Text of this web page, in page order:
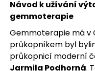
Návod k užívání
gemmoterapie
Gemmoterapie má v
průkopníkem byl
průkopnicí moderní
Jarmila Podhorná.
ř
e
b